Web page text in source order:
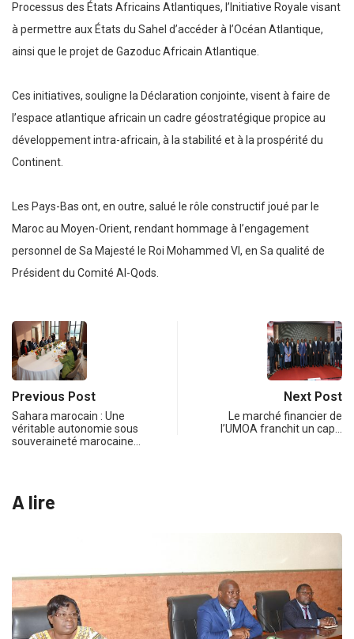
Processus des États Africains Atlantiques, l’Initiative Royale visant
à permettre aux États du Sahel d’accéder à l’Océan Atlantique,
ainsi que le projet de Gazoduc Africain Atlantique.
Ces initiatives, souligne la Déclaration conjointe, visent à faire de
l’espace atlantique africain un cadre géostratégique propice au
développement intra-africain, à la stabilité et à la prospérité du
Continent.
Les Pays-Bas ont, en outre, salué le rôle constructif joué par le
Maroc au Moyen-Orient, rendant hommage à l’engagement
personnel de Sa Majesté le Roi Mohammed VI, en Sa qualité de
Président du Comité Al-Qods.
Previous Post
Sahara marocain : Une
véritable autonomie sous
souveraineté marocaine…
Next Post
Le marché financier de
l’UMOA franchit un cap…
A lire